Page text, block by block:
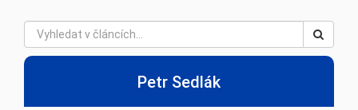
Petr Sedlák